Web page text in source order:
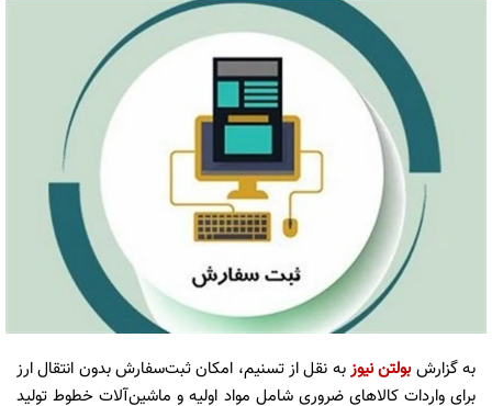
به گزارشبولتن نیوزبه نقل از تسنیم، امکان ثبت‌سفارش بدون انتقال ارز
برای واردات کالاهای ضروری شامل مواد اولیه و ماشین‌آلات خطوط تولید